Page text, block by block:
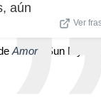
aún
Ver
Amor| Sun Myung